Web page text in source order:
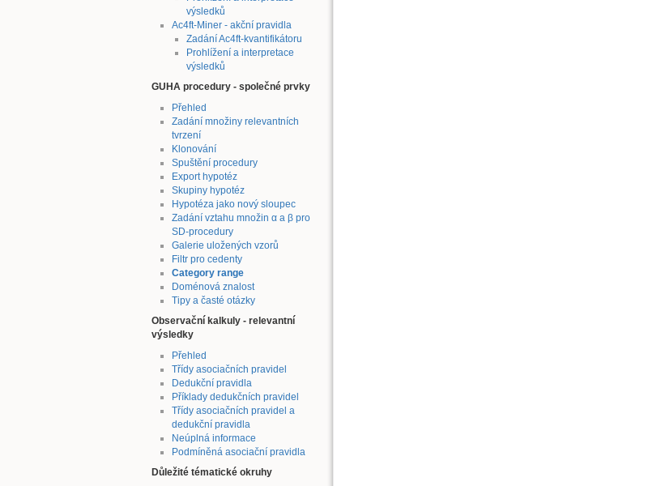
výsledků
Ac4ft-Miner - akční pravidla
Zadání Ac4ft-kvantifikátoru
Prohlížení a interpretace
výsledků
GUHA procedury - společné prvky
Přehled
Zadání množiny relevantních
tvrzení
Klonování
Spuštění procedury
Export hypotéz
Skupiny hypotéz
Hypotéza jako nový sloupec
Zadání vztahu množin α a β pro
SD-procedury
Galerie uložených vzorů
Filtr pro cedenty
Category range
Doménová znalost
Tipy a časté otázky
Observační kalkuly - relevantní
výsledky
Přehled
Třídy asociačních pravidel
Dedukční pravidla
Příklady dedukčních pravidel
Třídy asociačních pravidel a
dedukční pravidla
Neúplná informace
Podmíněná asociační pravidla
Důležité tématické okruhy